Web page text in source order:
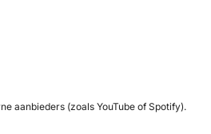
aanbieders (zoals YouTube of Spotify).